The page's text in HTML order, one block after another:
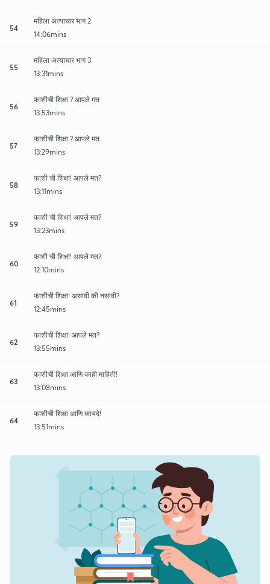
54
महिला अत्याचार भाग 2
14:06mins
55
महिला अत्याचार भाग 3
13:31mins
56
फाशीची शिक्षा ? आपले मत
13:53mins
57
फाशीची शिक्षा ? आपले मत
13:29mins
58
फाशी ची शिक्षा! आपले मत?
13:11mins
59
फाशी ची शिक्षा! आपले मत?
13:23mins
60
फाशी ची शिक्षा! आपले मत?
12:10mins
61
फाशीची शिक्षा! असावी की नसावी?
12:45mins
62
फाशीची शिक्षा! आपले मत?
13:55mins
63
फाशीची शिक्षा आणि काही माहिती!
13:08mins
64
फाशीची शिक्षा आणि कायदे!
13:51mins